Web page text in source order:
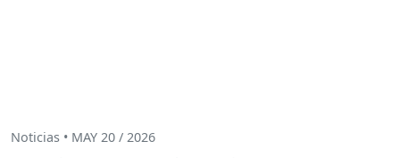
Noticias • MAY 20 / 2026